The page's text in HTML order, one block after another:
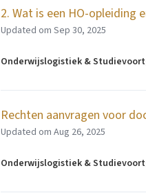
2. Wat is een HO-opleiding
Updated om Sep 30, 2025
Onderwijslogistiek &
Rechten aanvragen voor
Updated om Aug 26, 2025
Onderwijslogistiek &